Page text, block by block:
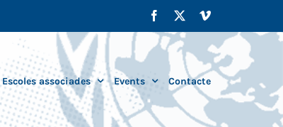
Facebook Vimeo
Escoles associades Events Contacte